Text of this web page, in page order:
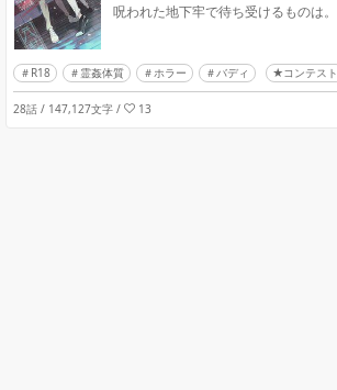
呪われた地下牢で待ち受けるものは。
R18 霊姦体質 ホラー バディ ★コンテスト
28話 / 147,127文字 / 13